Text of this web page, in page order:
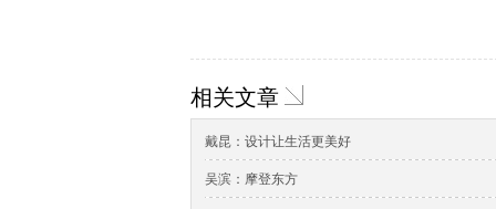
相关文章
戴昆：设计让生活更美好
吴滨：摩登东方